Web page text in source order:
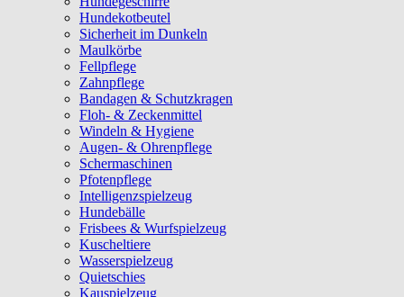
Hundekotbeutel
Sicherheit im Dunkeln
Maulkörbe
Fellpflege
Zahnpflege
Bandagen & Schutzkragen
Floh- & Zeckenmittel
Windeln & Hygiene
Augen- & Ohrenpflege
Schermaschinen
Pfotenpflege
Intelligenzspielzeug
Hundebälle
Frisbees & Wurfspielzeug
Kuscheltiere
Wasserspielzeug
Quietschies
Kauspielzeug